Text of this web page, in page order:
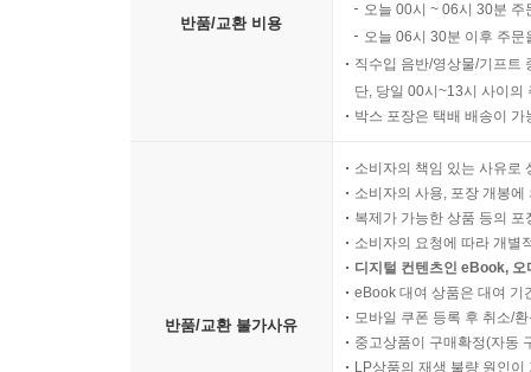
반품/교환 비용
오늘 00시 ~ 06시 30분
오늘 06시 30분 이후 주
직수입 음반/영상물/기프트
단, 당일 00시~13시 사이의
박스 포장은 택배 배송이
반품/교환 불가사유
소비자의 책임 있는 사유로
소비자의 사용, 포장 개봉
복제가 가능한 상품 등의
소비자의 요청에 따라 개별
디지털 컨텐츠인 eBook,
eBook 대여 상품은 대여 기
모바일 쿠폰 등록 후 취소/
중고상품이 구매확정(자동
LP상품의 재생 불량 원인